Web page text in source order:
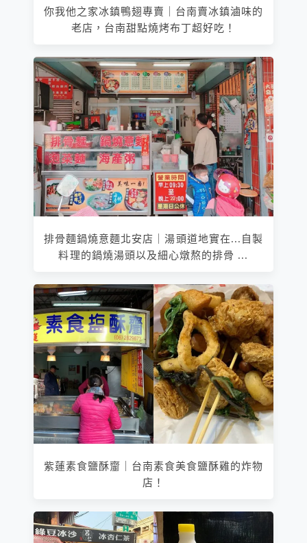
你我他之家冰鎮鴨翅專賣｜台南賣冰鎮滷味的
老店，台南甜點燒烤布丁超好吃！
排骨麵鍋燒意麵北安店｜湯頭道地實在...自製
料理的鍋燒湯頭以及細心燉熬的排骨 ...
紫蓮素食鹽酥齏｜台南素食美食鹽酥雞的炸物
店！